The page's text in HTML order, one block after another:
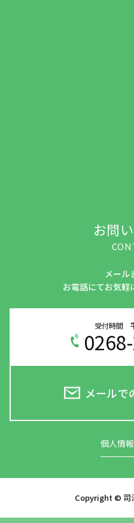
お問
メール
お電話にてお気軽
受付時間
メールで
個人情
Copyright © 司